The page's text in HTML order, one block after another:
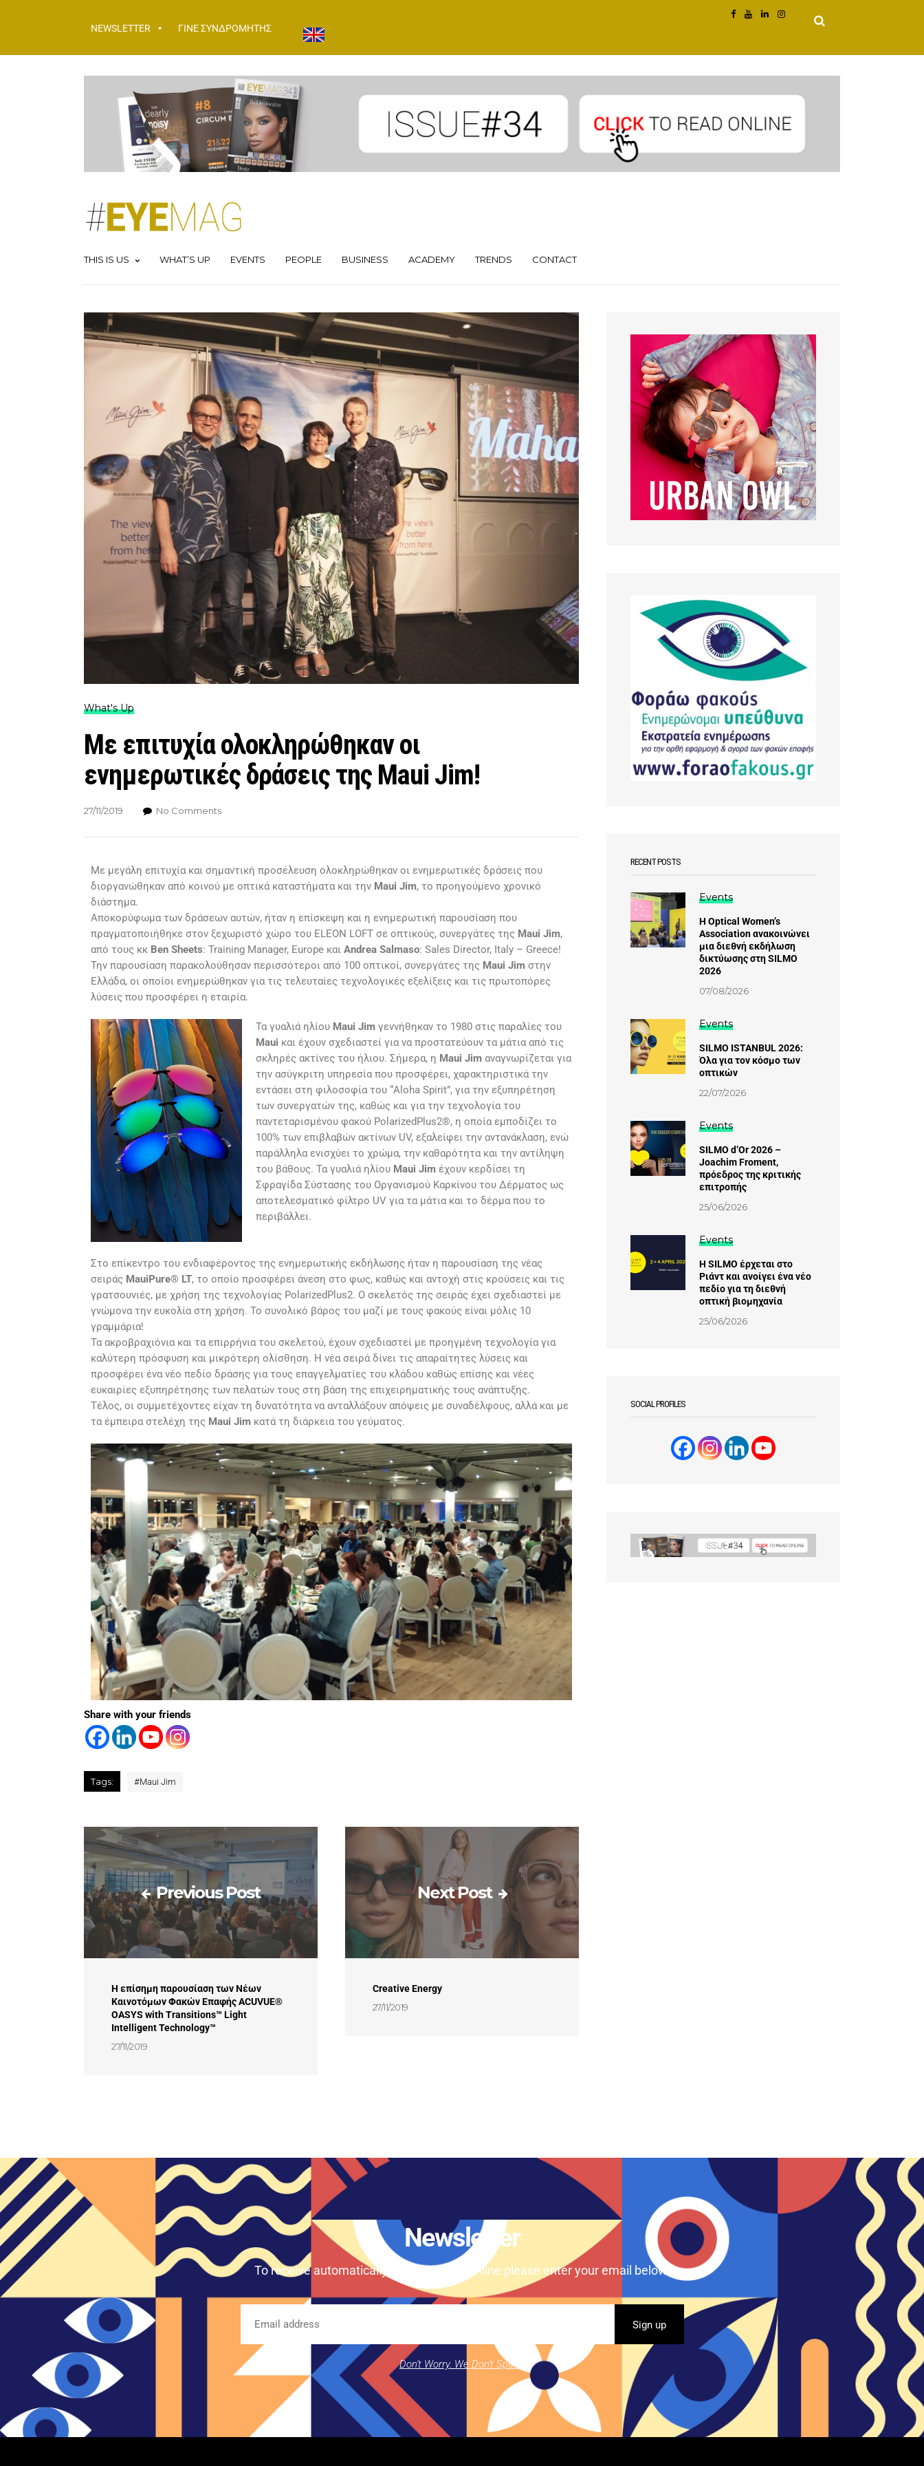
NEWSLETTER ΓΙΝΕ ΣΥΝΔΡΟΜΗΤΗΣ
THIS IS US WHAT’S UP EVENTS PEOPLE BUSINESS ACADEMY TRENDS CONTACT
What's Up
Με επιτυχία ολοκληρώθηκαν οι
ενημερωτικές δράσεις της Maui Jim!
27/11/2019 No Comments
Με μεγάλη επιτυχία και σημαντική προσέλευση ολοκληρώθηκαν οι ενημερωτικές δράσεις που
διοργανώθηκαν από κοινού με οπτικά καταστήματα και την Maui Jim, το προηγούμενο χρονικό
διάστημα.
Αποκορύφωμα των δράσεων αυτών, ήταν η επίσκεψη και η ενημερωτική παρουσίαση που
πραγματοποιήθηκε στον ξεχωριστό χώρο του ELEON LOFT σε οπτικούς, συνεργάτες της Maui Jim,
από τους κκ Ben Sheets: Training Manager, Europe και Andrea Salmaso: Sales Director, Italy – Greece!
Την παρουσίαση παρακολούθησαν περισσότεροι από 100 οπτικοί, συνεργάτες της Maui Jim στην
Ελλάδα, οι οποίοι ενημερώθηκαν για τις τελευταίες τεχνολογικές εξελίξεις και τις πρωτοπόρες
λύσεις που προσφέρει η εταιρία.
Τα γυαλιά ηλίου Maui Jimγεννήθηκαν το 1980 στις παραλίες του
Maui και έχουν σχεδιαστεί για να προστατεύουν τα μάτια από τις
σκληρές ακτίνες του ήλιου. Σήμερα, η Maui Jimαναγνωρίζεται για
την ασύγκριτη υπηρεσία που προσφέρει, χαρακτηριστικά την
εντάσει στη φιλοσοφία του “Aloha Spirit”, για την εξυπηρέτηση
των συνεργατών της, καθώς και για την τεχνολογία του
παντεταρισμένου φακού PolarizedPlus2®, η οποία εμποδίζει το
100% των επιβλαβών ακτίνων UV, εξαλείφει την αντανάκλαση, ενώ
παράλληλα ενισχύει το χρώμα, την καθαρότητα και την αντίληψη
του βάθους. Τα γυαλιά ηλίου Maui Jimέχουν κερδίσει τη
Σφραγίδα Σύστασης του Οργανισμού Καρκίνου του Δέρματος ως
αποτελεσματικό φίλτρο UV για τα μάτια και το δέρμα που το
περιβάλλει.
Στο επίκεντρο του ενδιαφέροντος της ενημερωτικής εκδήλωσης ήταν η παρουσίαση της νέας
σειράς MauiPure® LT, το οποίο προσφέρει άνεση στο φως, καθώς και αντοχή στις κρούσεις και τις
γρατσουνιές, με χρήση της τεχνολογίας PolarizedPlus2. Ο σκελετός της σειράς έχει σχεδιαστεί με
γνώμονα την ευκολία στη χρήση. Το συνολικό βάρος του μαζί με τους φακούς είναι μόλις 10
γραμμάρια!
Τα ακροβραχιόνια και τα επιρρήνια του σκελετού, έχουν σχεδιαστεί με προηγμένη τεχνολογία για
καλύτερη πρόσφυση και μικρότερη ολίσθηση. Η νέα σειρά δίνει τις απαραίτητες λύσεις και
προσφέρει ένα νέο πεδίο δράσης για τους επαγγελματίες του κλάδου καθώς επίσης και νέες
ευκαιρίες εξυπηρέτησης των πελατών τους στη βάση της επιχειρηματικής τους ανάπτυξης.
Τέλος, οι συμμετέχοντες είχαν τη δυνατότητα να ανταλλάξουν απόψεις με συναδέλφους, αλλά και με
τα έμπειρα στελέχη της Maui Jim κατά τη διάρκεια του γεύματος.
Share with your friends
Tags: #Maui Jim
Previous Post
Η επίσημη παρουσίαση των Νέων
Καινοτόμων Φακών Επαφής ACUVUE®
OASYS with Transitions™ Light
Intelligent Technology™
27/11/2019
Next Post
Creative Energy
27/11/2019
RECENT POSTS
Events
Η Optical Women’s
Association ανακοινώνει
μια διεθνή εκδήλωση
δικτύωσης στη SILMO
2026
07/08/2026
Events
SILMO ISTANBUL 2026:
Όλα για τον κόσμο των
οπτικών
22/07/2026
Events
SILMO d’Or 2026 –
Joachim Froment,
πρόεδρος της κριτικής
επιτροπής
25/06/2026
Events
Η SILMO έρχεται στο
Ριάντ και ανοίγει ένα νέο
πεδίο για τη διεθνή
οπτική βιομηχανία
25/06/2026
SOCIAL PROFILES
Newsletter
To receive automatically our magazine online please enter your email below.
Don't Worry. We Don't Spam.